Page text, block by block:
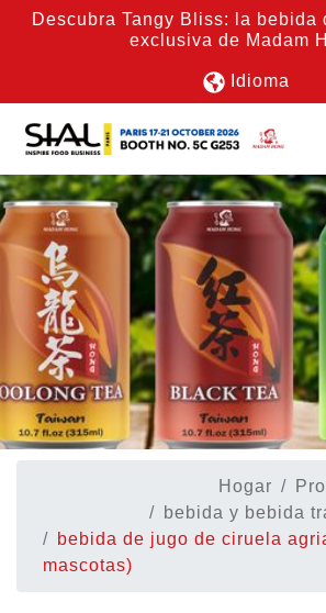
Descubra Tangy Bliss: la bebida
exclusiva de Madam
Idioma
Hogar
bebida y bebida
bebida de jugo de ciruela
mascotas)